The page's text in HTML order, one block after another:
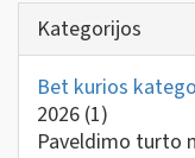
Kategorijos
Bet kurios
2026 (1)
Paveldimo turto